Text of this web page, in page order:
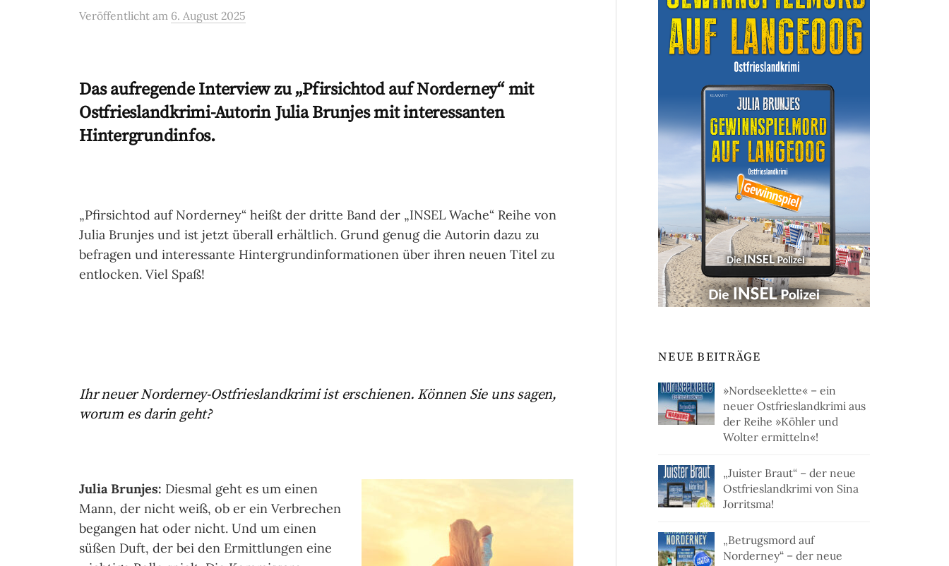
Veröffentlicht am 6. August 2025
Das aufregende Interview zu „Pfirsichtod auf Norderney“ mit
Ostfrieslandkrimi-Autorin Julia Brunjes mit interessanten
Hintergrundinfos.
„Pfirsichtod auf Norderney“ heißt der dritte Band der „INSEL Wache“ Reihe von
Julia Brunjes und ist jetzt überall erhältlich. Grund genug die Autorin dazu zu
befragen und interessante Hintergrundinformationen über ihren neuen Titel zu
entlocken. Viel Spaß!
Ihr neuer Norderney-Ostfrieslandkrimi ist erschienen. Können Sie uns sagen,
worum es darin geht?
Julia Brunjes: Diesmal geht es um einen
Mann, der nicht weiß, ob er ein Verbrechen
begangen hat oder nicht. Und um einen
süßen Duft, der bei den Ermittlungen eine
NEUE BEITRÄGE
»Nordseeklette« – ein
neuer Ostfrieslandkrimi aus
der Reihe »Köhler und
Wolter ermitteln«!
„Juister Braut“ – der neue
Ostfrieslandkrimi von Sina
Jorritsma!
„Betrugsmord auf
Norderney“ – der neue